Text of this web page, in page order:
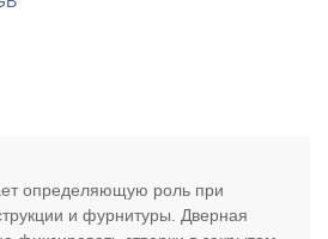
определяющую роль при
и фурнитуры. Дверная